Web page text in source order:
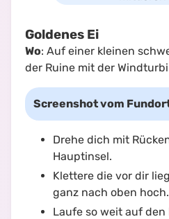
Goldenes Ei
Wo: Auf einer kleinen
der Ruine mit der
Screenshot vom
Drehe dich mit
Hauptinsel.
Klettere die vor dir
ganz nach oben hoch.
Laufe so weit auf